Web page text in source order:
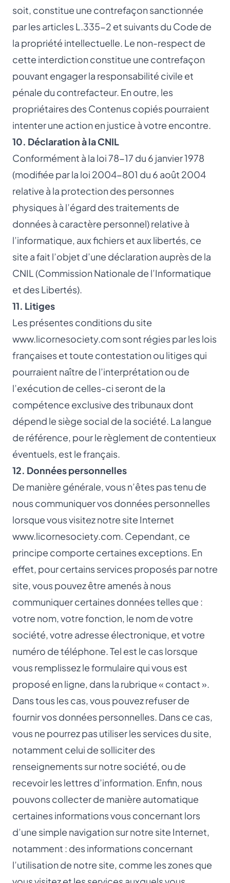
soit, constitue une contrefaçon sanctionnée
par les articles L.335-2 et suivants du Code de
la propriété intellectuelle. Le non-respect de
cette interdiction constitue une contrefaçon
pouvant engager la responsabilité civile et
pénale du contrefacteur. En outre, les
propriétaires des Contenus copiés pourraient
intenter une action en justice à votre encontre.
10. Déclaration à la CNIL
Conformément à la loi 78-17 du 6 janvier 1978
(modifiée par la loi 2004-801 du 6 août 2004
relative à la protection des personnes
physiques à l’égard des traitements de
données à caractère personnel) relative à
l’informatique, aux fichiers et aux libertés, ce
site a fait l’objet d’une déclaration auprès de la
CNIL (Commission Nationale de l’Informatique
et des Libertés).
11. Litiges
Les présentes conditions du site
www.licornesociety.comsont régies par les lois
françaises et toute contestation ou litiges qui
pourraient naître de l’interprétation ou de
l’exécution de celles-ci seront de la
compétence exclusive des tribunaux dont
dépend le siège social de la société. La langue
de référence, pour le règlement de contentieux
éventuels, est le français.
12. Données personnelles
De manière générale, vous n’êtes pas tenu de
nous communiquer vos données personnelles
lorsque vous visitez notre site Internet
www.licornesociety.com. Cependant, ce
principe comporte certaines exceptions. En
effet, pour certains services proposés par notre
site, vous pouvez être amenés à nous
communiquer certaines données telles que :
votre nom, votre fonction, le nom de votre
société, votre adresse électronique, et votre
numéro de téléphone. Tel est le cas lorsque
vous remplissez le formulaire qui vous est
proposé en ligne, dans la rubrique « contact ».
Dans tous les cas, vous pouvez refuser de
fournir vos données personnelles. Dans ce cas,
vous ne pourrez pas utiliser les services du site,
notamment celui de solliciter des
renseignements sur notre société, ou de
recevoir les lettres d’information. Enfin, nous
pouvons collecter de manière automatique
certaines informations vous concernant lors
d’une simple navigation sur notre site Internet,
notamment : des informations concernant
l’utilisation de notre site, comme les zones que